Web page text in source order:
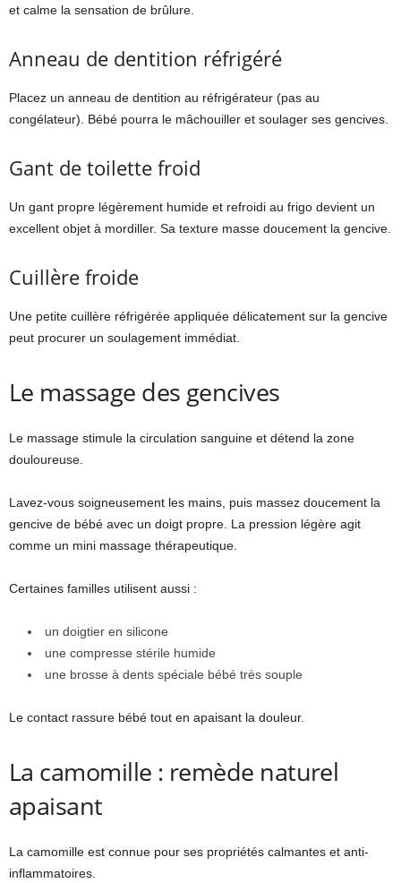
et calme la sensation de brûlure.
Anneau de dentition réfrigéré
Placez un anneau de dentition au réfrigérateur (pas au
congélateur). Bébé pourra le mâchouiller et soulager ses gencives.
Gant de toilette froid
Un gant propre légèrement humide et refroidi au frigo devient un
excellent objet à mordiller. Sa texture masse doucement la gencive.
Cuillère froide
Une petite cuillère réfrigérée appliquée délicatement sur la gencive
peut procurer un soulagement immédiat.
Le massage des gencives
Le massage stimule la circulation sanguine et détend la zone
douloureuse.
Lavez-vous soigneusement les mains, puis massez doucement la
gencive de bébé avec un doigt propre. La pression légère agit
comme un mini massage thérapeutique.
Certaines familles utilisent aussi :
un doigtier en silicone
une compresse stérile humide
une brosse à dents spéciale bébé très souple
Le contact rassure bébé tout en apaisant la douleur.
La camomille : remède naturel
apaisant
La camomille est connue pour ses propriétés calmantes et anti-
inflammatoires.